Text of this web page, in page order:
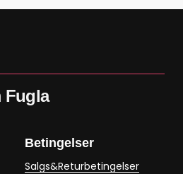
Fugla
Betingelser
Salgs&Returbetingelser